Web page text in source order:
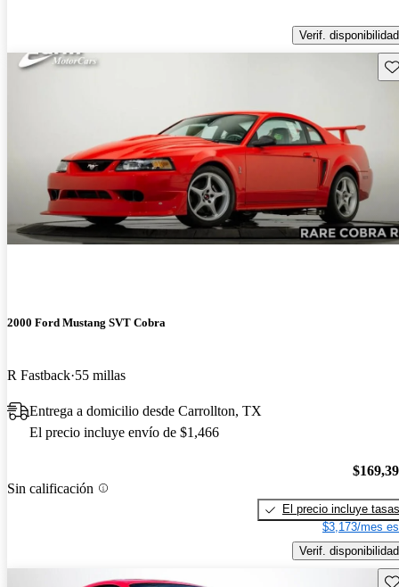
Verif. disponibilidad
2000 Ford Mustang SVT Cobra
R Fastback 55 millas
Entrega a domicilio desde Carrollton, TX
El precio incluye envío de $1,466
Sin calificación
El precio incluye tasas
$3,173/mes
Verif. disponibilidad